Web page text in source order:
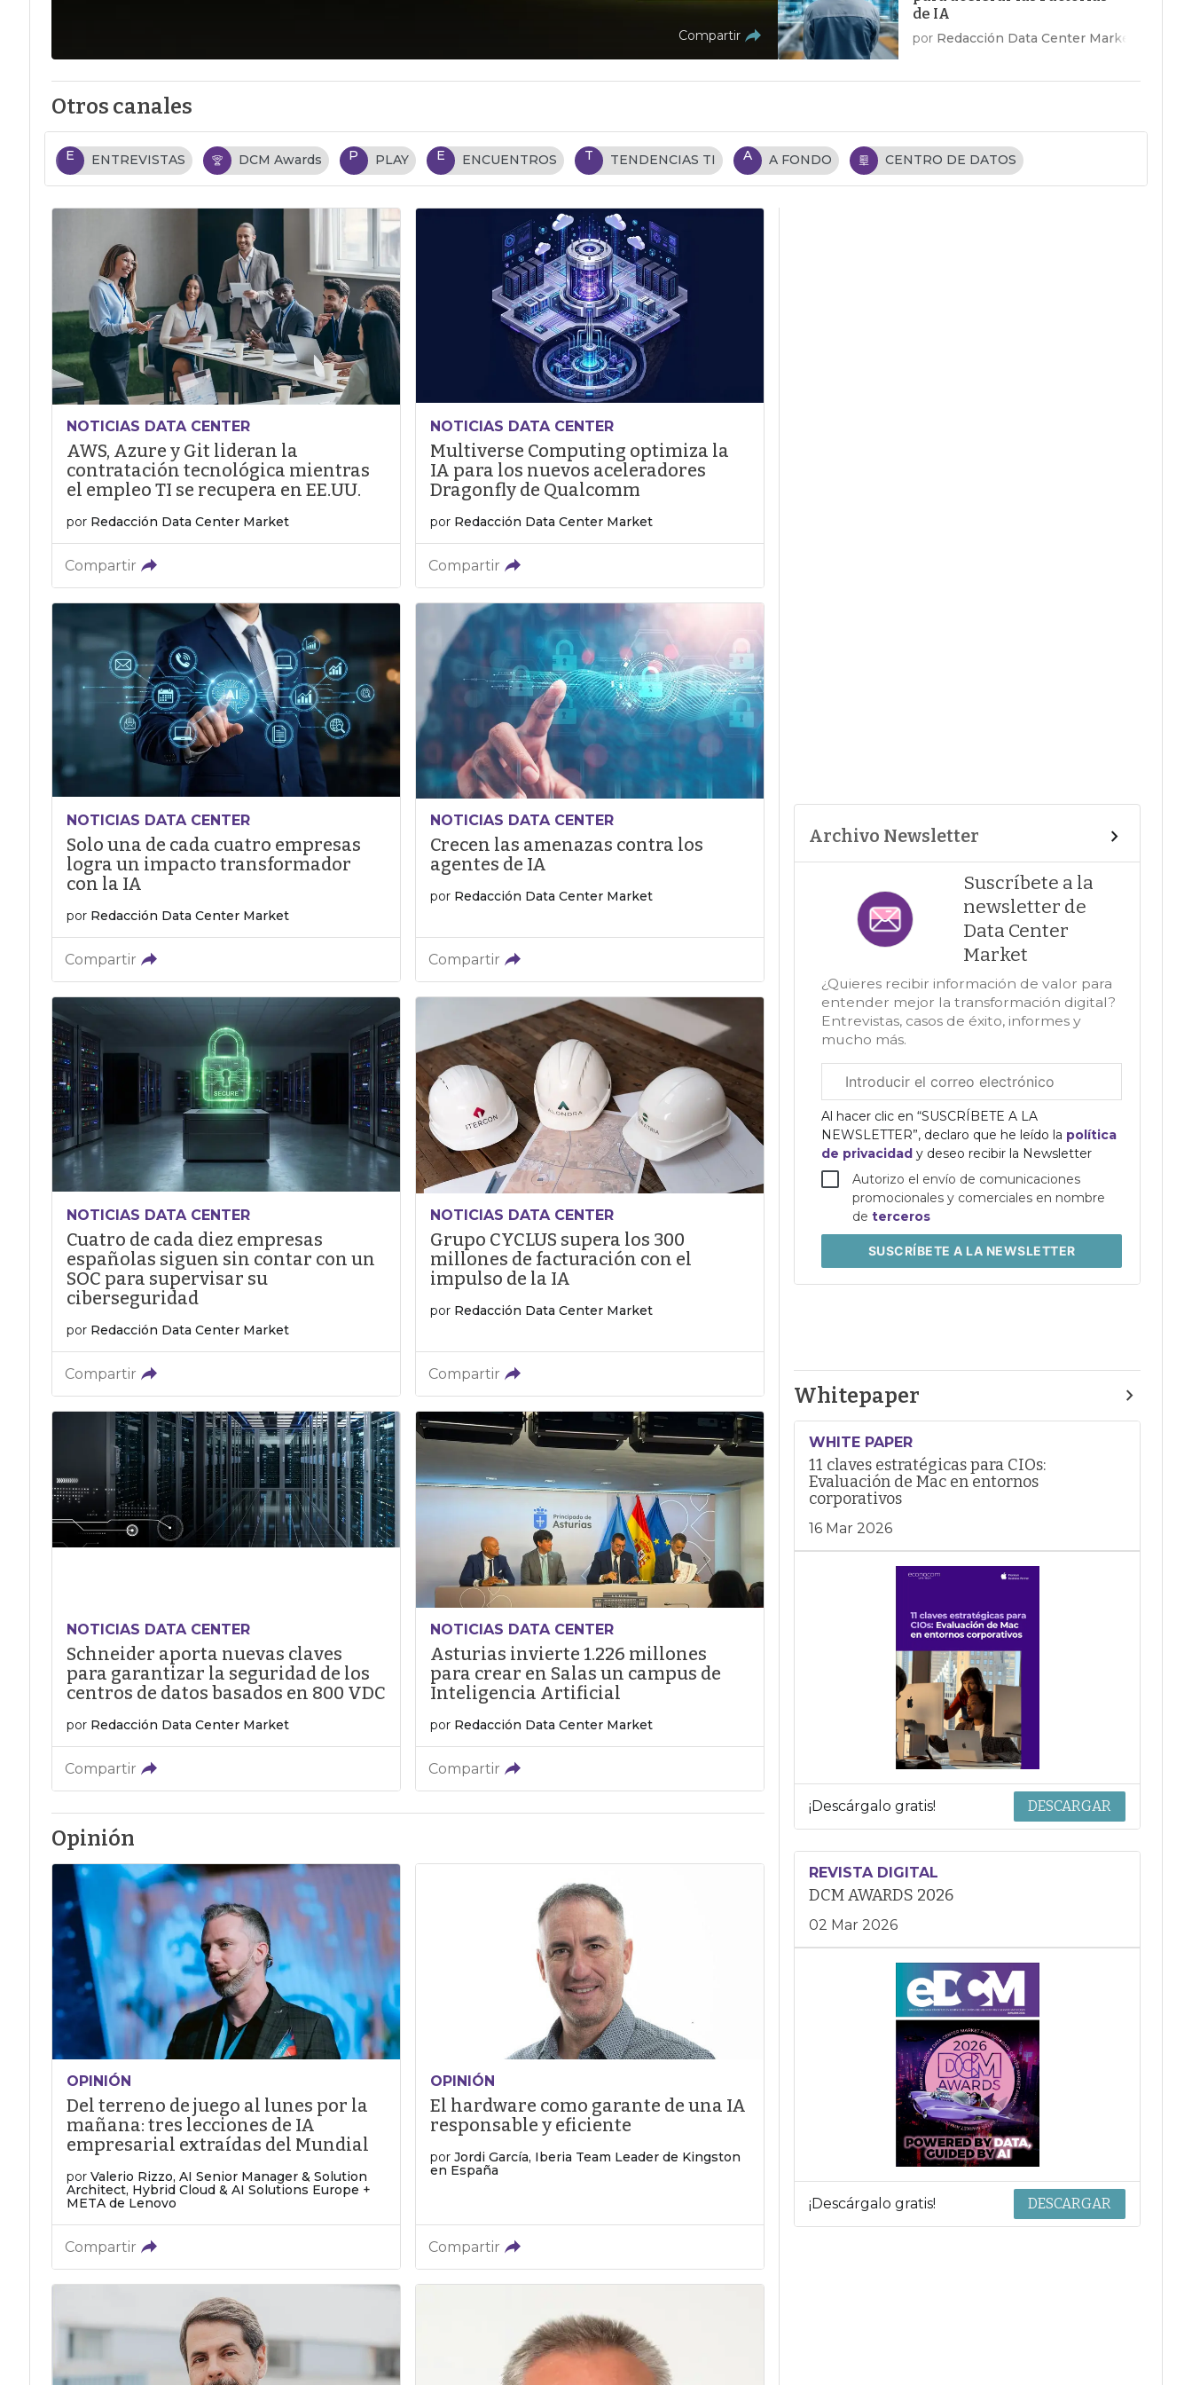
Compartir
de IA
por Redacción Data Center Market
Otros canales
E ENTREVISTAS DCM Awards P PLAY E ENCUENTROS T TENDENCIAS TI A A FONDO CENTRO DE DATOS
NOTICIAS DATA CENTER
AWS, Azure y Git lideran la
contratación tecnológica mientras
el empleo TI se recupera en EE.UU.
por Redacción Data Center Market
Compartir
NOTICIAS DATA CENTER
Multiverse Computing optimiza la
IA para los nuevos aceleradores
Dragonfly de Qualcomm
por Redacción Data Center Market
Compartir
NOTICIAS DATA CENTER
Solo una de cada cuatro empresas
logra un impacto transformador
con la IA
por Redacción Data Center Market
Compartir
NOTICIAS DATA CENTER
Crecen las amenazas contra los
agentes de IA
por Redacción Data Center Market
Compartir
NOTICIAS DATA CENTER
Cuatro de cada diez empresas
españolas siguen sin contar con un
SOC para supervisar su
ciberseguridad
por Redacción Data Center Market
Compartir
NOTICIAS DATA CENTER
Grupo CYCLUS supera los 300
millones de facturación con el
impulso de la IA
por Redacción Data Center Market
Compartir
NOTICIAS DATA CENTER
Schneider aporta nuevas claves
para garantizar la seguridad de los
centros de datos basados en 800 VDC
por Redacción Data Center Market
Compartir
NOTICIAS DATA CENTER
Asturias invierte 1.226 millones
para crear en Salas un campus de
Inteligencia Artificial
por Redacción Data Center Market
Compartir
Opinión
OPINIÓN
Del terreno de juego al lunes por la
mañana: tres lecciones de IA
empresarial extraídas del Mundial
por Valerio Rizzo, AI Senior Manager & Solution
Architect, Hybrid Cloud & AI Solutions Europe +
META de Lenovo
Compartir
OPINIÓN
El hardware como garante de una IA
responsable y eficiente
por Jordi García, Iberia Team Leader de Kingston
en España
Compartir
Archivo Newsletter
Suscríbete a la
newsletter de
Data Center
Market
¿Quieres recibir información de valor para
entender mejor la transformación digital?
Entrevistas, casos de éxito, informes y
mucho más.
electrónico
corporativo
Al hacer clic en “SUSCRÍBETE A LA
NEWSLETTER”, declaro que he leído la política
de privacidady deseo recibir la Newsletter
Autorizo el envío de comunicaciones
promocionales y comerciales en nombre
deterceros
SUSCRÍBETEA LA NEWSLETTER
Whitepaper
WHITE PAPER
11 claves estratégicas para CIOs:
Evaluación de Mac en entornos
corporativos
16 Mar 2026
¡Descárgalo gratis! DESCARGAR
REVISTA DIGITAL
DCM AWARDS 2026
02 Mar 2026
¡Descárgalo gratis! DESCARGAR